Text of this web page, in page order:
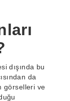
dışında bu
da
görselleri ve